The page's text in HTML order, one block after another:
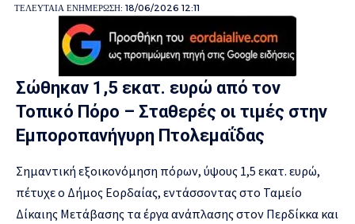
ΤΕΛΕΥΤΑΙΑ ΕΝΗΜΕΡΩΣΗ: 18/06/2026 12:11
Σώθηκαν 1,5 εκατ. ευρώ από τον
Τοπικό Πόρο – Σταθερές οι τιμές στην
Εμποροπανήγυρη Πτολεμαΐδας
Σημαντική εξοικονόμηση πόρων, ύψους 1,5 εκατ. ευρώ,
πέτυχε ο Δήμος Εορδαίας, εντάσσοντας στο Ταμείο
Δίκαιης Μετάβασης τα έργα ανάπλασης στον Περδίκκα και